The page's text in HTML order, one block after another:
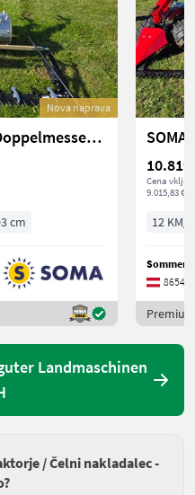
Nova naprava
SOMA Alpin Premium mit Doppelmessermähwerk
cm
10.819
Cena
9.015,83 €
12 KM/
8654
Landmaschinen
/ Čelni nakladalec -